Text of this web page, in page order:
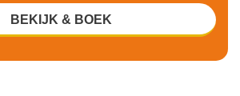
BEKIJK & BOEK